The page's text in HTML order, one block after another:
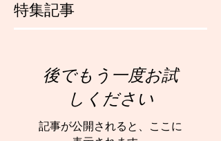
特集記事
後でもう一度お試
しください
記事が公開されると、ここに